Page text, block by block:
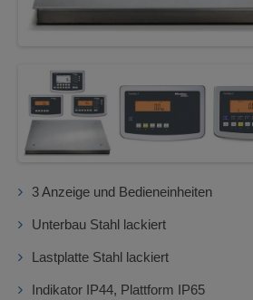
3 Anzeige und Bedieneinheiten
Unterbau Stahl lackiert
Lastplatte Stahl lackiert
Indikator IP44, Plattform IP65